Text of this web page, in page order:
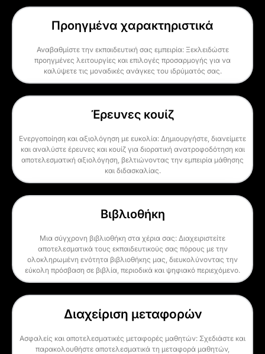
Προηγμένα χαρακτηριστικά
Αναβαθμίστε την εκπαιδευτική σας εμπειρία: Ξεκλειδώστε
προηγμένες λειτουργίες και επιλογές προσαρμογής για να
καλύψετε τις μοναδικές ανάγκες του ιδρύματός σας.
Έρευνες κουίζ
Ενεργοποίηση και αξιολόγηση με ευκολία: Δημιουργήστε, διανείμετε
και αναλύστε έρευνες και κουίζ για διορατική ανατροφοδότηση και
αποτελεσματική αξιολόγηση, βελτιώνοντας την εμπειρία μάθησης
και διδασκαλίας.
Βιβλιοθήκη
Μια σύγχρονη βιβλιοθήκη στα χέρια σας: Διαχειριστείτε
αποτελεσματικά τους εκπαιδευτικούς σας πόρους με την
ολοκληρωμένη ενότητα βιβλιοθήκης μας, διευκολύνοντας την
εύκολη πρόσβαση σε βιβλία, περιοδικά και ψηφιακό περιεχόμενο.
Διαχείριση μεταφορών
Ασφαλείς και αποτελεσματικές μεταφορές μαθητών: Σχεδιάστε και
παρακολουθήστε αποτελεσματικά τη μεταφορά μαθητών,